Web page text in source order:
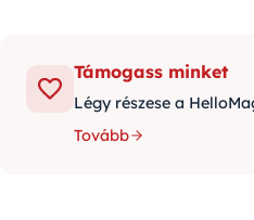
Támogass minket
Légy részese a
Tovább